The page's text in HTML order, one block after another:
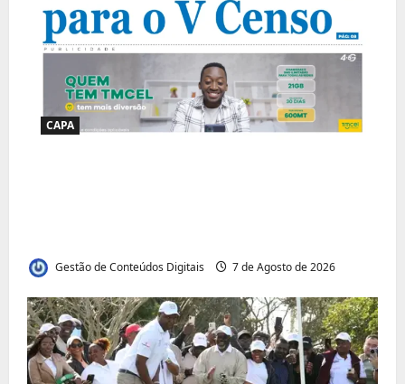
CAPA
Gestão de Conteúdos Digitais 7 de Agosto de 2026